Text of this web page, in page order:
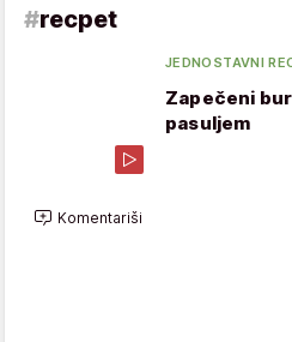
#recpet
JEDNOSTAVNI
Zapečeni
pasuljem
Komentariši